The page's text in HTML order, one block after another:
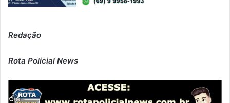
Redação
Rota Policial News